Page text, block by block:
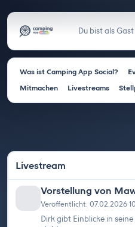
Du bist als
Was ist Camping App Social?
Mitmachen
Livestreams
Livestream
Vorstellung von
Veröffentlicht: 07.02.2026
Dirk gibt Einblicke in